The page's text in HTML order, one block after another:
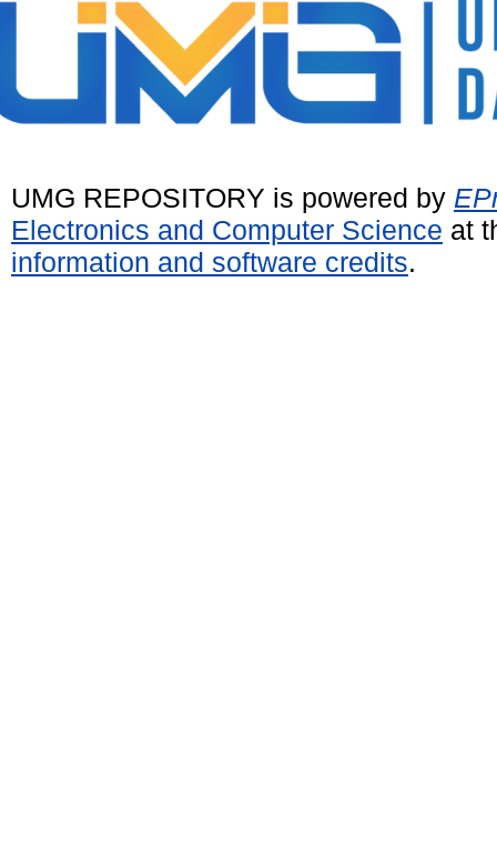
UMG REPOSITORY is powered by
Electronics and Computer Science at
information and software credits.